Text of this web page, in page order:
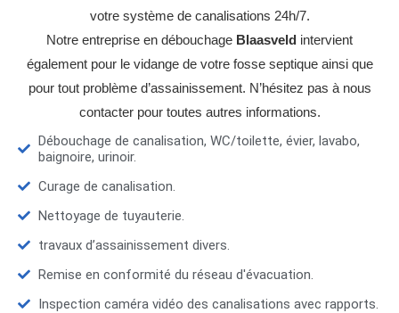
votre système de canalisations 24h/7.
Notre entreprise en débouchage Blaasveld intervient
également pour le vidange de votre fosse septique ainsi que
pour tout problème d’assainissement. N’hésitez pas à nous
contacter pour toutes autres informations.
Débouchage de canalisation, WC/toilette, évier, lavabo,
baignoire, urinoir.
Curage de canalisation.
Nettoyage de tuyauterie.
travaux d’assainissement divers.
Remise en conformité du réseau d'évacuation.
Inspection caméra vidéo des canalisations avec rapports.